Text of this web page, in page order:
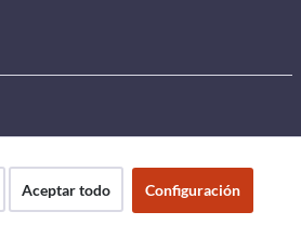
Aceptar todo Configuración